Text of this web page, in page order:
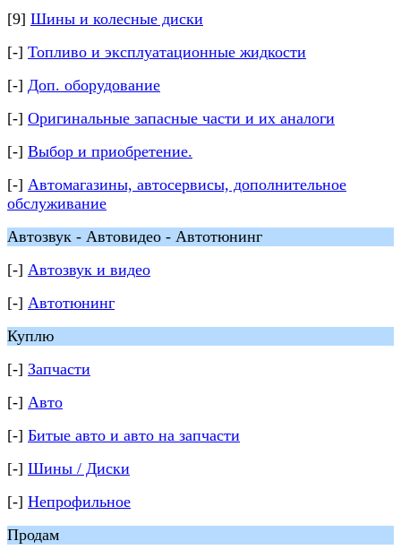
[9] Шины и колесные диски
[-] Топливо и эксплуатационные жидкости
[-] Доп. оборудование
[-] Оригинальные запасные части и их аналоги
[-] Выбор и приобретение.
[-] Автомагазины, автосервисы, дополнительное
обслуживание
Автозвук - Автовидео - Автотюнинг
[-] Автозвук и видео
[-] Автотюнинг
Куплю
[-] Запчасти
[-] Авто
[-] Битые авто и авто на запчасти
[-] Шины / Диски
[-] Непрофильное
Продам